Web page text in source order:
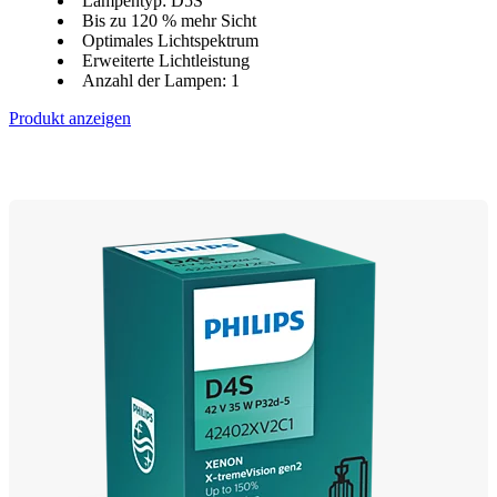
Bis zu 120 % mehr Sicht
Optimales Lichtspektrum
Erweiterte Lichtleistung
Anzahl der Lampen: 1
Produkt anzeigen